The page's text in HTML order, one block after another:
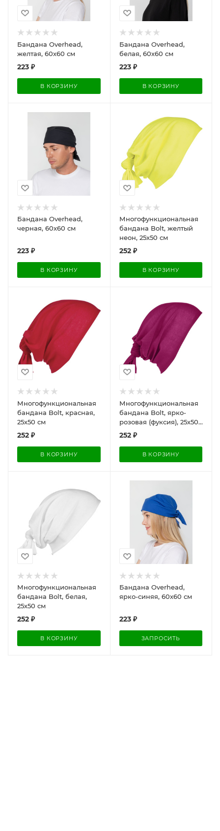
Бандана Overhead,
желтая, 60х60 см
223 ₽
В КОРЗИНУ
Бандана Overhead,
белая, 60х60 см
223₽
В КОРЗИНУ
Бандана Overhead,
черная, 60х60 см
223 ₽
В КОРЗИНУ
Многофункциональная
бандана Bolt, желтый
неон, 25x50 см
252₽
В КОРЗИНУ
Многофункциональная
бандана Bolt, красная,
25x50 см
252 ₽
В КОРЗИНУ
Многофункциональная
бандана Bolt, ярко-
розовая (фуксия), 25x50
см
252₽
В КОРЗИНУ
Многофункциональная
бандана Bolt, белая,
25x50 см
252 ₽
В КОРЗИНУ
Бандана Overhead,
ярко-синяя, 60х60 см
223₽
ЗАПРОСИТЬ